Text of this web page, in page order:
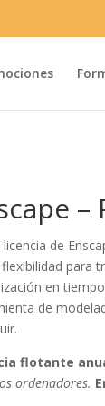
Búsqueda
productos
licencia de
flexibilidad para
en
de
flotante
ordenadores.